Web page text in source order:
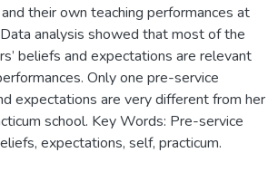
their own teaching performances at
analysis showed that most of the
beliefs and expectations are relevant
Only one pre-service
expectations are very different from her
school. Key Words: Pre-service
expectations, self, practicum.